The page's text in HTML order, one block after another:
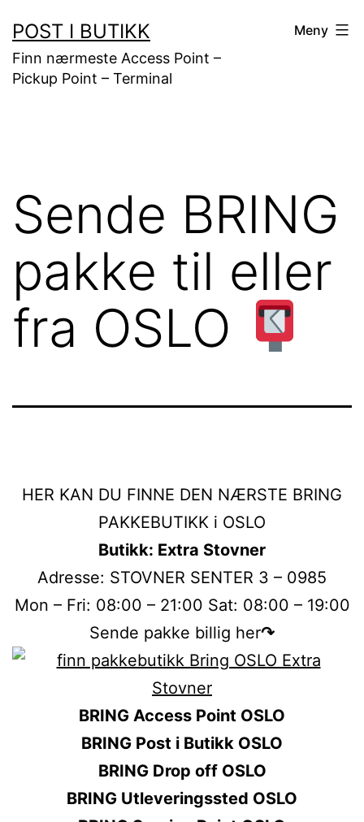
til
innhold
POST I BUTIKK
Finn nærmeste Access Point –
Pickup Point – Terminal
Meny
Sende BRING
pakke til eller
fra OSLO
HER KAN DU FINNE DEN NÆRSTE BRING
PAKKEBUTIKK i OSLO
Butikk: Extra Stovner
Adresse: STOVNER SENTER 3 – 0985
Mon – Fri: 08:00 – 21:00 Sat: 08:00 – 19:00
Sende pakke billig her↷
BRING Access Point OSLO
BRING Post i Butikk OSLO
BRING Drop off OSLO
BRING Utleveringssted OSLO